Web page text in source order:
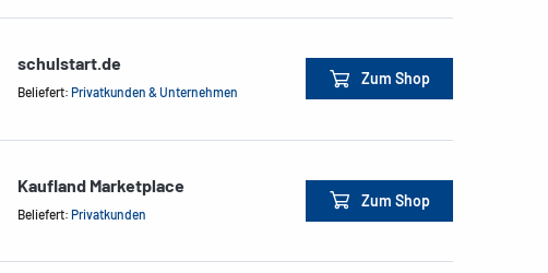
schulstart.de
Beliefert: Privatkunden & Unternehmen
Zum Shop
Kaufland Marketplace
Beliefert: Privatkunden
Zum Shop